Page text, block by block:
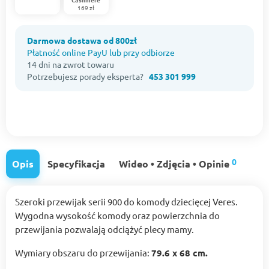
169 zł
Darmowa dostawa od 800zł
Płatność online PayU lub przy odbiorze
14 dni na zwrot towaru
Potrzebujesz porady eksperta? 453 301 999
Opis Specyfikacja Wideo • Zdjęcia • Opinie 0
Szeroki przewijak serii 900 do komody dziecięcej Veres.
Wygodna wysokość komody oraz powierzchnia do
przewijania pozwalają odciążyć plecy mamy.
Wymiary obszaru do przewijania: 79.6 х 68 cm.